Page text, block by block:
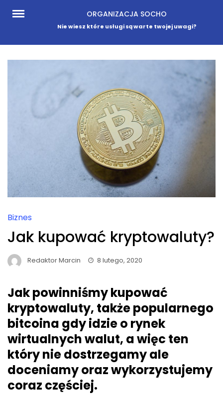
Skip
ORGANIZACJA SOCHO
Nie wiesz które usługi są warte twojej uwagi?
Biznes
Jak kupować kryptowaluty?
Redaktor Marcin 8 lutego, 2020
Jak powinniśmy kupować
kryptowaluty, także popularnego
bitcoina gdy idzie o rynek
wirtualnych walut, a więc ten
który nie dostrzegamy ale
doceniamy oraz wykorzystujemy
coraz częściej.